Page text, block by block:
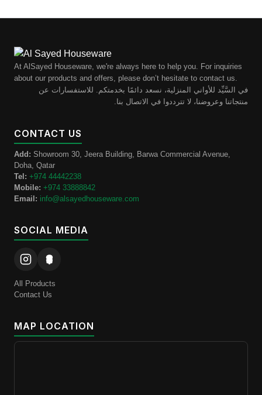
At AlSayed Houseware, we're always here to help you. For inquiries
about our products and offers, please don’t hesitate to contact us.
في السَّيِّد للأواني المنزلية، نسعد دائمًا بخدمتكم. للاستفسارات عن
منتجاتنا وعروضنا، لا تترددوا في الاتصال بنا.
CONTACT US
Add: Showroom 30, Jeera Building, Barwa Commercial Avenue,
Doha, Qatar
Tel: +974 44442238
Mobile: +974 33888842
Email: info@alsayedhouseware.com
SOCIAL MEDIA
All Products
Contact Us
MAP LOCATION